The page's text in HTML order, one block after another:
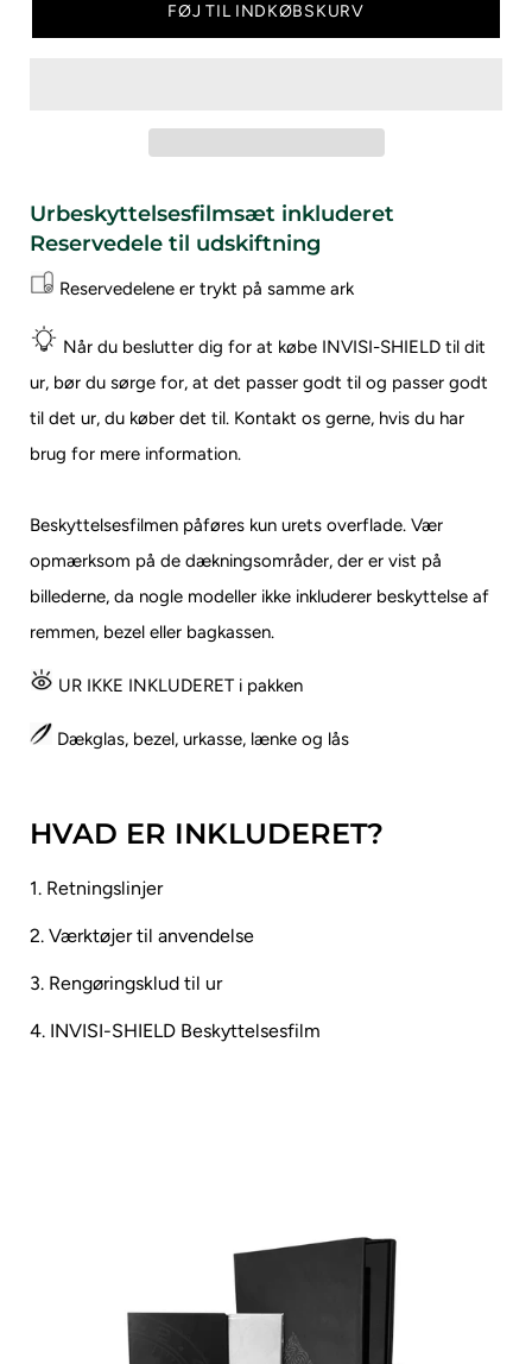
FØJ TIL INDKØBSKURV
Urbeskyttelsesfilmsæt inkluderet
Reservedele til udskiftning
Reservedelene er trykt på samme ark
Når du beslutter dig for at købe INVISI-SHIELD til dit
ur, bør du sørge for, at det passer godt til og passer godt
til det ur, du køber det til. Kontakt os gerne, hvis du har
brug for mere information.
Beskyttelsesfilmen påføres kun urets overflade. Vær
opmærksom på de dækningsområder, der er vist på
billederne, da nogle modeller ikke inkluderer beskyttelse af
remmen, bezel eller bagkassen.
UR IKKE INKLUDERET i pakken
Dækglas, bezel, urkasse, lænke og lås
HVAD ER INKLUDERET?
1. Retningslinjer
2. Værktøjer til anvendelse
3. Rengøringsklud til ur
4. INVISI-SHIELD Beskyttelsesfilm